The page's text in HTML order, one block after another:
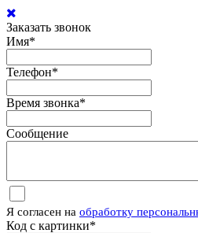
Заказать звонок
Имя*
Телефон*
Время звонка*
Сообщение
Я согласен на обработку
Код с картинки*